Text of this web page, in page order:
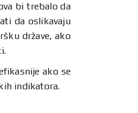
bi trebalo da
da oslikavaju
države, ako
ako se
indikatora.